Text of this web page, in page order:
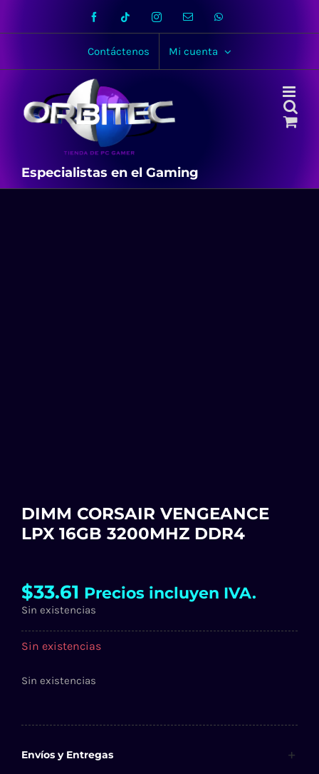
Facebook Tiktok InstagramEmail WhatsApp
Contáctenos Mi cuenta
Especialistas en el Gaming
DIMM CORSAIR VENGEANCE
LPX 16GB 3200MHZ DDR4
$33.61 Precios incluyen IVA.
Sin existencias
Sin existencias
Sin existencias
Envíos y Entregas